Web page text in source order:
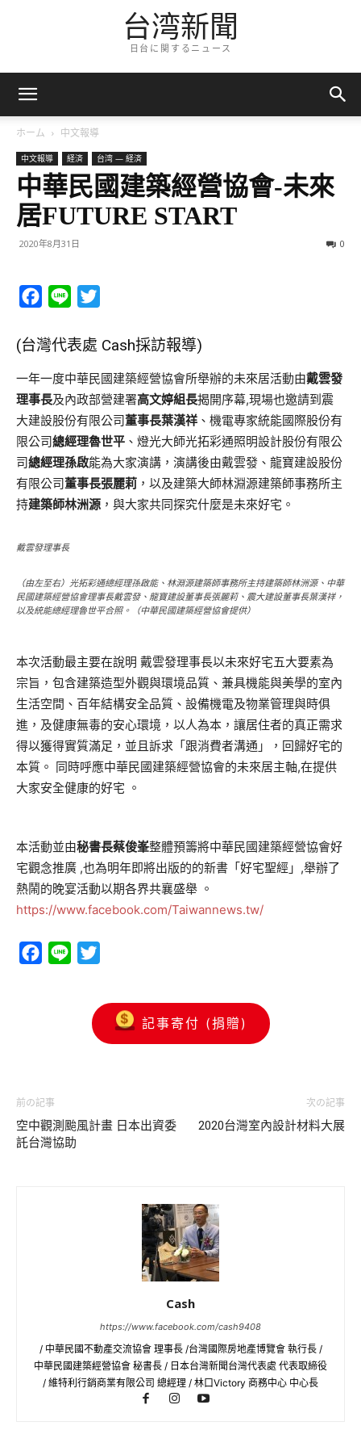
台湾新聞
日台に関するニュース
ホーム 中文報導
中文報導 経済 台湾 — 経済
中華民國建築經營協會-未來
居FUTURE START
2020年8月31日 0
Facebook
Line
(台灣代表處 Cash採訪報導)
一年一度中華民國建築經營協會所舉辦的未來居活動由戴雲發
理事長及內政部營建署高文婷組長揭開序幕,現場也邀請到震
大建設股份有限公司董事長葉漢祥 、機電專家統能國際股份有
限公司總經理魯世平 、燈光大師光拓彩通照明設計股份有限公
司總經理孫啟能為大家演講，演講後由戴雲發、龍寶建設股份
有限公司董事長張麗莉 ，以及建築大師林淵源建築師事務所主
持建築師林洲源 ，與大家共同探究什麼是未來好宅。
戴雲發理事長
（由左至右）光拓彩通總經理孫啟能、林淵源建築師事務所主持建築師林洲源、中華
民國建築經營協會理事長戴雲發、龍寶建設董事長張麗莉、震大建設董事長葉漢祥，
以及統能總經理魯世平合照。（中華民國建築經營協會提供）
本次活動最主要在說明 戴雲發理事長以未來好宅五大要素為
宗旨，包含建築造型外觀與環境品質、兼具機能與美學的室內
生活空間、百年結構安全品質、設備機電及物業管理與時俱
進，及健康無毒的安心環境，以人為本，讓居住者的真正需求
得以獲得實質滿足，並且訴求「跟消費者溝通」，回歸好宅的
本質。 同時呼應中華民國建築經營協會的未來居主軸,在提供
大家安全健康的好宅 。
本活動並由秘書長蔡俊峯整體預籌將中華民國建築經營協會好
宅觀念推廣 ,也為明年即將出版的的新書「好宅聖經」,舉辦了
熱鬧的晚宴活動以期各界共襄盛舉 。
https://www.facebook.com/Taiwannews.tw/
Facebook
Line
記事寄付 (捐贈)
前の記事
空中觀測颱風計畫 日本出資委
託台灣協助
次の記事
2020台灣室內設計材料大展
Cash
https://www.facebook.com/cash9408
/ 中華民國不動產交流協會 理事長 /台灣國際房地產博覽會 執行長 /
中華民國建築經營協會 秘書長 / 日本台灣新聞台灣代表處 代表取締役
/ 維特利行銷商業有限公司 總經理 / 林口Victory 商務中心 中心長